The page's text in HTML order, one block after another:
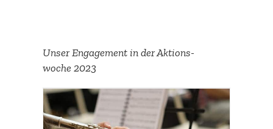
Unser Engagement in der Aktions­
woche 2023